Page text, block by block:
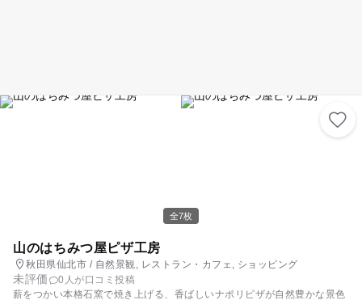
全7枚
山のはちみつ屋ピザ工房
秋田県仙北市 / 自然景観, レストラン・カフェ, ショッピング
未評価
0人が口コミ投稿
薪をつかい本格石窯で焼き上げる、香ばしいナポリピザが自然豊かな景色